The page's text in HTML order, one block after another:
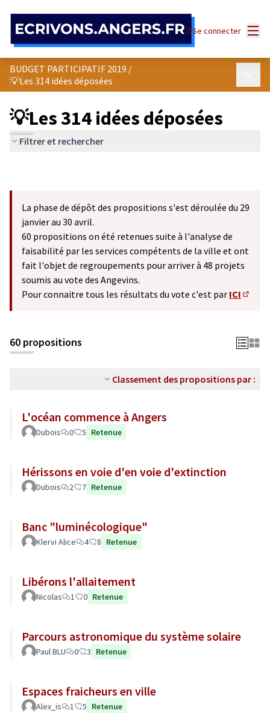
Se connecter
BUDGET PARTICIPATIF 2019 /
💡Les 314 idées déposées
💡Les 314 idées déposées
Filtrer et rechercher
La phase de dépôt des propositions s'est déroulée du 29
janvier au 30 avril.
60 propositions on été retenues suite à l'analyse de
faisabilité par les services compétents de la ville et ont
fait l'objet de regroupements pour arriver à 48 projets
soumis au vote des Angevins.
Pour connaitre tous les résultats du vote c'est par ICI
60 propositions
Classement des propositions par :
L'océan commence à Angers
Dubois 0 5 Retenue
Hérissons en voie d'en voie d'extinction
Dubois 2 7 Retenue
Banc "luminécologique"
Klervi Alice 4 8 Retenue
Libérons l'allaitement
Nicolas 1 0 Retenue
Parcours astronomique du système solaire
Paul BLU 0 3 Retenue
Espaces fraicheurs en ville
Alex_is 1 5 Retenue